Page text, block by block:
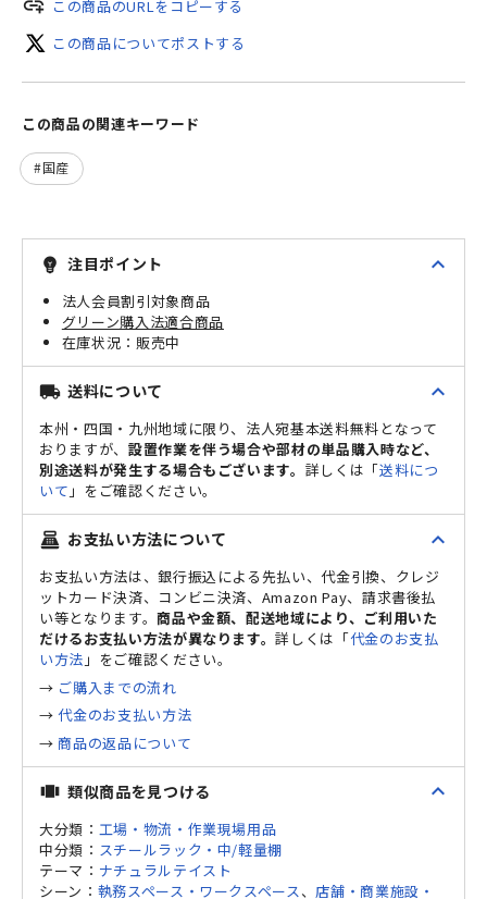
add_link この商品のURLをコピーする
この商品についてポストする
この商品の関連キーワード
国産
emoji_objects 注目ポイント expand_less
法人会員割引対象商品
グリーン購入法適合商品
販売中
local_shipping 送料について expand_less
本州・四国・九州地域に限り、法人宛基本送料無料となって
おりますが、 設置作業を伴う場合や部材の単品購入時など、
別途送料が発生する場合もございます。 詳しくは「送料につ
いて 」をご確認ください。
point_of_sale お支払い方法について expand_less
お支払い方法は、銀行振込による先払い、代金引換、クレジ
ットカード決済、コンビニ決済、Amazon Pay、請求書後払
い等となります。商品や金額、配送地域により、ご利用いた
だけるお支払い方法が異なります。詳しくは「代金のお支払
い方法 」をご確認ください。
→ ご購入までの流れ
→代金のお支払い方法
→ 商品の返品について
view_carousel 類似商品を見つける expand_less
大分類： 工場・物流・作業現場用品
中分類： スチールラック・中/軽量棚
テーマ： ナチュラルテイスト
シーン： 執務スペース・ワークスペース 、 店舗・商業施設・